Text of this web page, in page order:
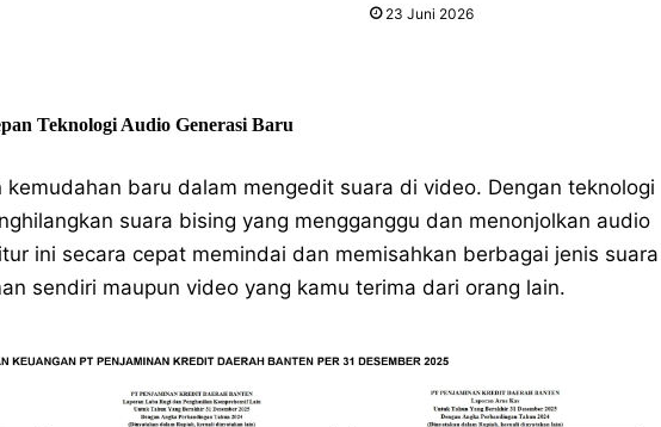
23 Juni 2026
Teknologi Audio Generasi Baru
kemudahan baru dalam mengedit suara di video. Dengan teknologi
suara bising yang mengganggu dan menonjolkan audio
ini secara cepat memindai dan memisahkan berbagai jenis suara
sendiri maupun video yang kamu terima dari orang lain.